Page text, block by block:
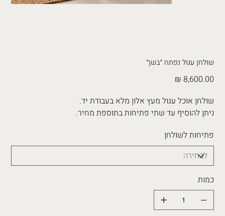
שולחן עגול נפתח ״בשן״
מחיר
שולחן אוכל עגול מעץ אלון מלא בעבודת יד.
ניתן להוסיף עד שתי פתיחות בתוספת מחיר.
פתיחות לשולחן
כמות